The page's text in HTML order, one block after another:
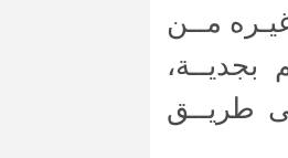
وغيـره مــن
بجديــة،
طريــق